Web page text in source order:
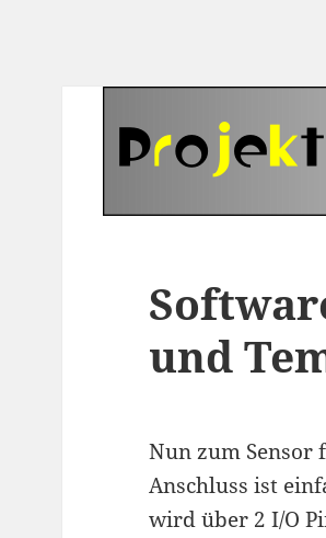
und
Nun zum Sensor
Anschluss ist
wird über 2 I/O